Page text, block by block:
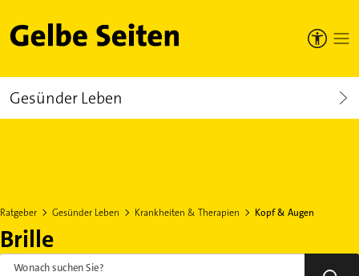
Gelbe Seiten
Gesünder Leben
Ratgeber Gesünder Leben Krankheiten & Therapien Kopf & Augen
Brille
Wonach suchen Sie?